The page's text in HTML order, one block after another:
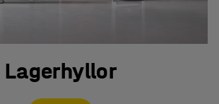
Lagerhyllor